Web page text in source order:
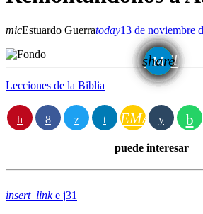
micEstuardo Guerratoday13 de noviembre
share
email
Lecciones de la Biblia
EMAIL
puede interesar
insert_link
31